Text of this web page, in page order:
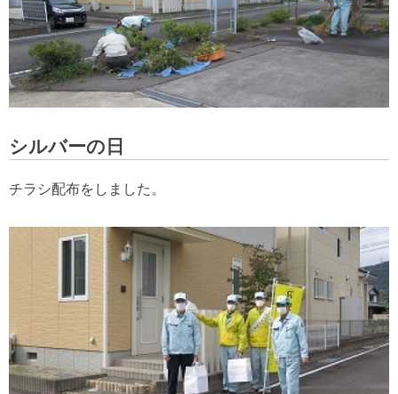
シルバーの日
チラシ配布をしました。